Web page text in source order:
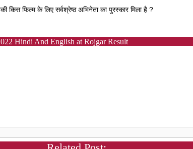
किस फिल्म के लिए सर्वश्रेष्ठ अभिनेता का पुरस्कार मिला है ?
Hindi And English at Rojgar Result